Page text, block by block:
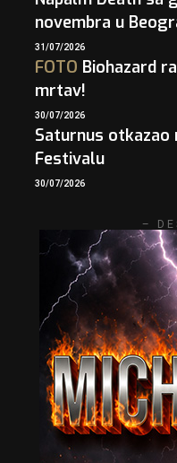
novembra u
31/07/2026
FOTO Biohazard
mrtav!
30/07/2026
Saturnus otkazao
Festivalu
30/07/2026
–